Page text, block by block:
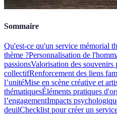
Sommaire
Qu'est-ce qu'un service mémorial
thème ?Personnalisation de
passionsValorisation des souvenirs
collectifRenforcement des liens
l’unitéMise en scène créative et
thématiquesÉléments pratiques
l’engagementImpacts
deuilChecklist pour créer un